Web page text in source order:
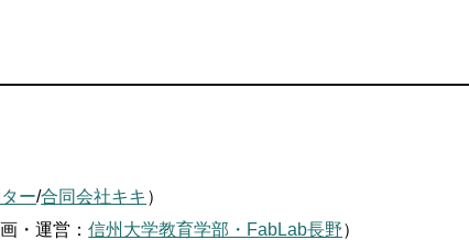
ー/合同会社キキ ）
・運営：信州大学教育学部・FabLab長野）